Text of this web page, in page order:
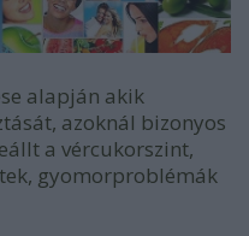
alapján akik
azoknál bizonyos
a vércukorszint,
gyomorproblémák